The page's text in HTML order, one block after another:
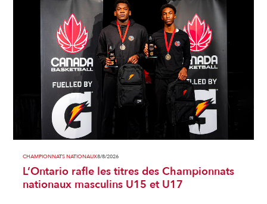
CHAMPIONNATS NATIONAUX8/8/2026
L’Ontario rafle les titres des Championnats
nationaux masculins U15 et U17